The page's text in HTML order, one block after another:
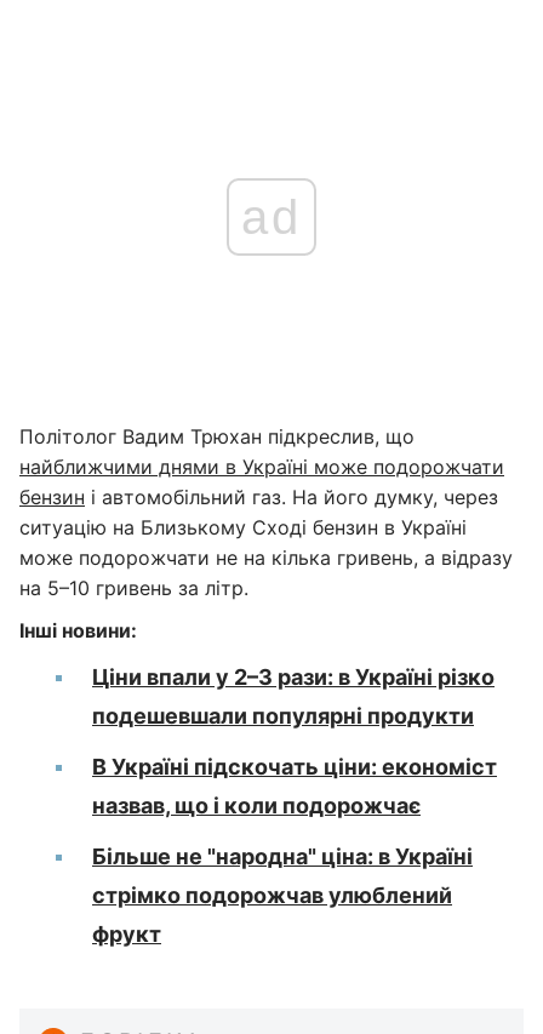
ad
Політолог Вадим Трюхан підкреслив, що
найближчими днями в Україні може подорожчати
бензин і автомобільний газ. На його думку, через
ситуацію на Близькому Сході бензин в Україні
може подорожчати не на кілька гривень, а відразу
на 5–10 гривень за літр.
Інші новини:
Ціни впали у 2–3 рази: в Україні різко
подешевшали популярні продукти
В Україні підскочать ціни: економіст
назвав, що і коли подорожчає
Більше не "народна" ціна: в Україні
стрімко подорожчав улюблений
фрукт